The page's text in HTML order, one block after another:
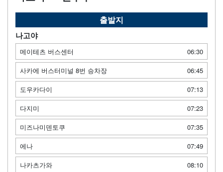
출발지
나고야
메이테츠 버스센터
06:30
사카에 버스터미널 8번 승차장
06:45
도우카다이
07:13
다지미
07:23
미즈나미덴토쿠
07:35
에나
07:49
나카츠가와
08:10